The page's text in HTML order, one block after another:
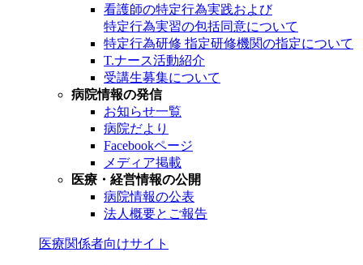
看護師の特定行為実践および
特定行為実習の包括同意について
特定行為研修 指定研修機関の指定について
T.ナース活動紹介
受講生募集について
病院情報の発信
お知らせ一覧
病院だより
Facebookページ
メディア掲載
医療・経営情報の公開
病院情報の公表
法人概要とご報告
医療関係者向けサイト